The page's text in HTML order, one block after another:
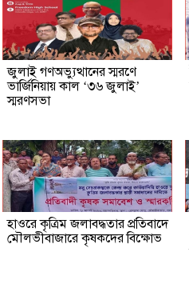
জুলাই গণঅভ্যুত্থানের স্মরণে
ভার্জিনিয়ায় কাল ‘৩৬ জুলাই’
স্মরণসভা
হাওরে কৃত্রিম জলাবদ্ধতার প্রতিবাদে
মৌলভীবাজারে কৃষকদের বিক্ষোভ